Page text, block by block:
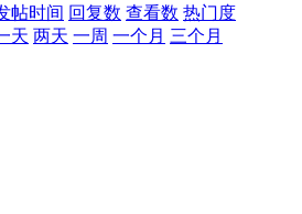
帖时间 回复数 查看数 热门度
天 两天 一周 一个月 三个月